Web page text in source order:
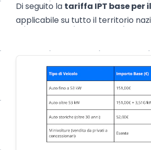
Di seguito la tariffa IPT base per
applicabile su tutto il territorio